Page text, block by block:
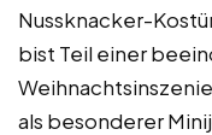
Nussknacker-
bist Teil einer
als besonderer